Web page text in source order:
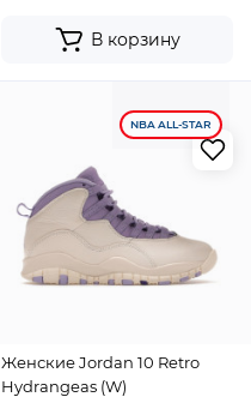
В корзину
NBA ALL-STAR
Женские Jordan 10 Retro
Hydrangeas (W)